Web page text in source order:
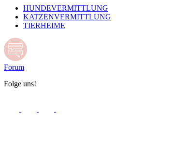
HUNDEVERMITTLUNG
KATZENVERMITTLUNG
TIERHEIME
Forum
Folge uns!